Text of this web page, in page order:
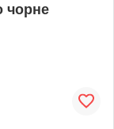
чорне